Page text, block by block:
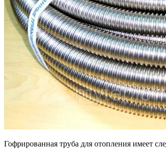
Гофрированная труба для отопления имеет